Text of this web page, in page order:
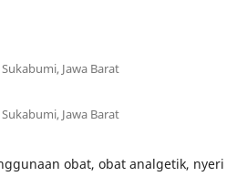
Jawa Barat
Jawa Barat
obat, obat analgetik, nyeri